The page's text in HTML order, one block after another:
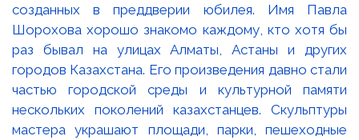
созданных в преддверии юбилея. Имя Павла
Шорохова хорошо знакомо каждому, кто хотя бы
раз бывал на улицах Алматы, Астаны и других
городов Казахстана. Его произведения давно стали
частью городской среды и культурной памяти
нескольких поколений казахстанцев. Скульптуры
мастера украшают площади, парки, пешеходные